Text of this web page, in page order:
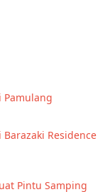
Pamulang
Residence
Pintu Samping